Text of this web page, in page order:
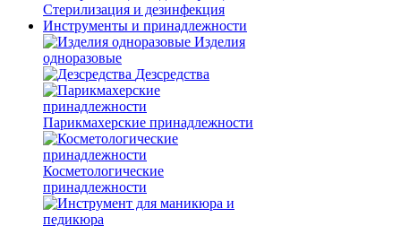
Стерилизация и дезинфекция
Инструменты и принадлежности
Изделия
одноразовые
Дезсредства
Парикмахерские принадлежности
Косметологические
принадлежности